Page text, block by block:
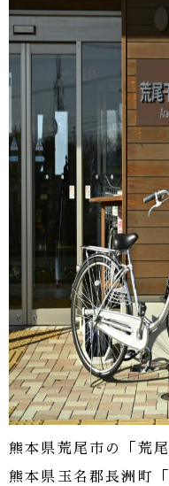
熊本県荒尾市の「荒
熊本県玉名郡長洲町